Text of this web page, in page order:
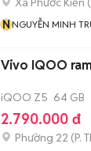
NNGUYỄN MINH
Vivo IQOO
iQOO Z5 64 GB
2.790.000 đ
Phường 22 (P.